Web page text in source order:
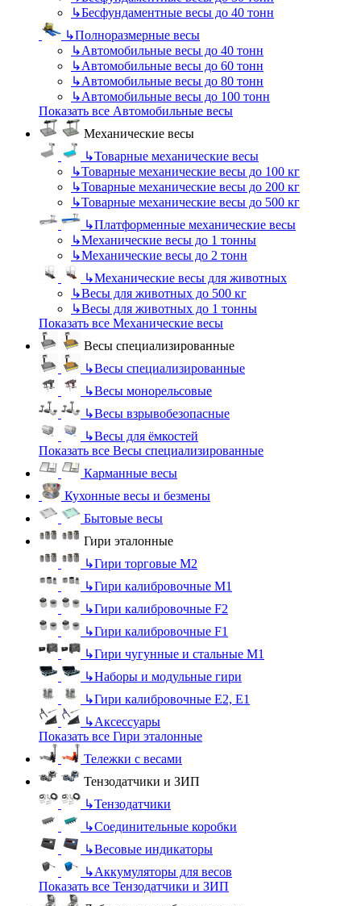
↳Бесфундаментные весы до 40 тонн
↳Полноразмерные весы
↳Автомобильные весы до 40 тонн
↳Автомобильные весы до 60 тонн
↳Автомобильные весы до 80 тонн
↳Автомобильные весы до 100 тонн
Показать все Автомобильные весы
Механические весы
↳Товарные механические весы
↳Товарные механические весы до 100 кг
↳Товарные механические весы до 200 кг
↳Товарные механические весы до 500 кг
↳Платформенные механические весы
↳Механические весы до 1 тонны
↳Механические весы до 2 тонн
↳Механические весы для животных
↳Весы для животных до 500 кг
↳Весы для животных до 1 тонны
Показать все Механические весы
Весы специализированные
↳Весы специализированные
↳Весы монорельсовые
↳Весы взрывобезопасные
↳Весы для ёмкостей
Показать все Весы специализированные
Карманные весы
Кухонные весы и безмены
Бытовые весы
Гири эталонные
↳Гири торговые М2
↳Гири калибровочные М1
↳Гири калибровочные F2
↳Гири калибровочные F1
↳Гири чугунные и стальные М1
↳Наборы и модульные гири
↳Гири калибровочные E2, Е1
↳Аксессуары
Показать все Гири эталонные
Тележки с весами
Тензодатчики и ЗИП
↳Тензодатчики
↳Соединительные коробки
↳Весовые индикаторы
↳Аккумуляторы для весов
Показать все Тензодатчики и ЗИП